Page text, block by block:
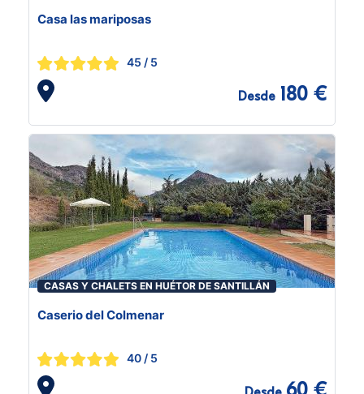
Casa las mariposas
45 / 5
Desde 180 €
CASAS Y CHALETS EN HUÉTOR DE SANTILLÁN
Caserio del Colmenar
40 / 5